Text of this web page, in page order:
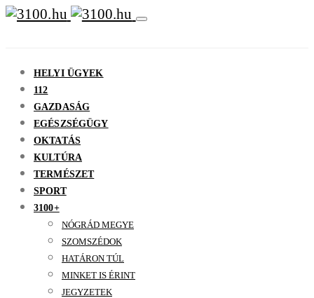
HELYI ÜGYEK
112
GAZDASÁG
EGÉSZSÉGÜGY
OKTATÁS
KULTÚRA
TERMÉSZET
SPORT
3100+
NÓGRÁD MEGYE
SZOMSZÉDOK
HATÁRON TÚL
MINKET IS ÉRINT
JEGYZETEK